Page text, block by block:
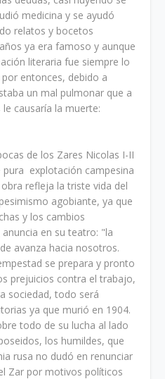
medicina y se ayudó
relatos y bocetos
ya era famoso y aunque
literaria fue siempre lo
entonces, debido a
un mal pulmonar que a
causaría la muerte:
de los Zares Nicolas I-II
explotación campesina
refleja la triste vida del
agobiante, ya que
y los cambios
en su teatro: "la
avanza hacia nosotros.
se prepara y pronto
prejuicios contra el trabajo,
sociedad, todo será
ya que murió en 1904.
todo de su lucha al lado
los humildes, que
rusa no dudó en renunciar
Zar por motivos políticos